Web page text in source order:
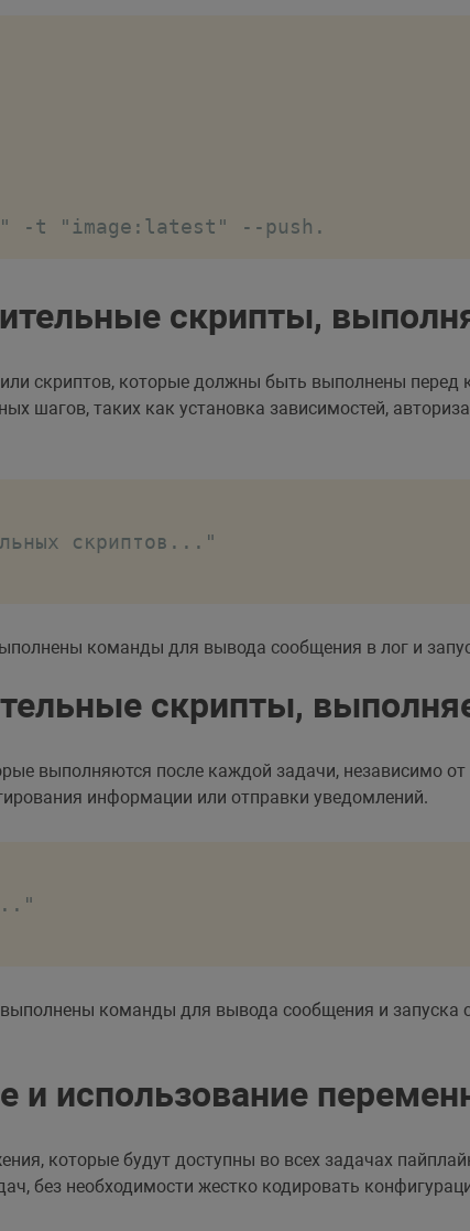
-t "image:latest" --push.
скрипты,
скриптов, которые должны быть выполнены перед
шагов, таких как установка зависимостей,
скриптов..."
команды для вывода сообщения в лог и
скрипты,
выполняются после каждой задачи, независимо от
информации или отправки уведомлений.
команды для вывода сообщения и запуска
и использование
которые будут доступны во всех задачах
без необходимости жестко кодировать